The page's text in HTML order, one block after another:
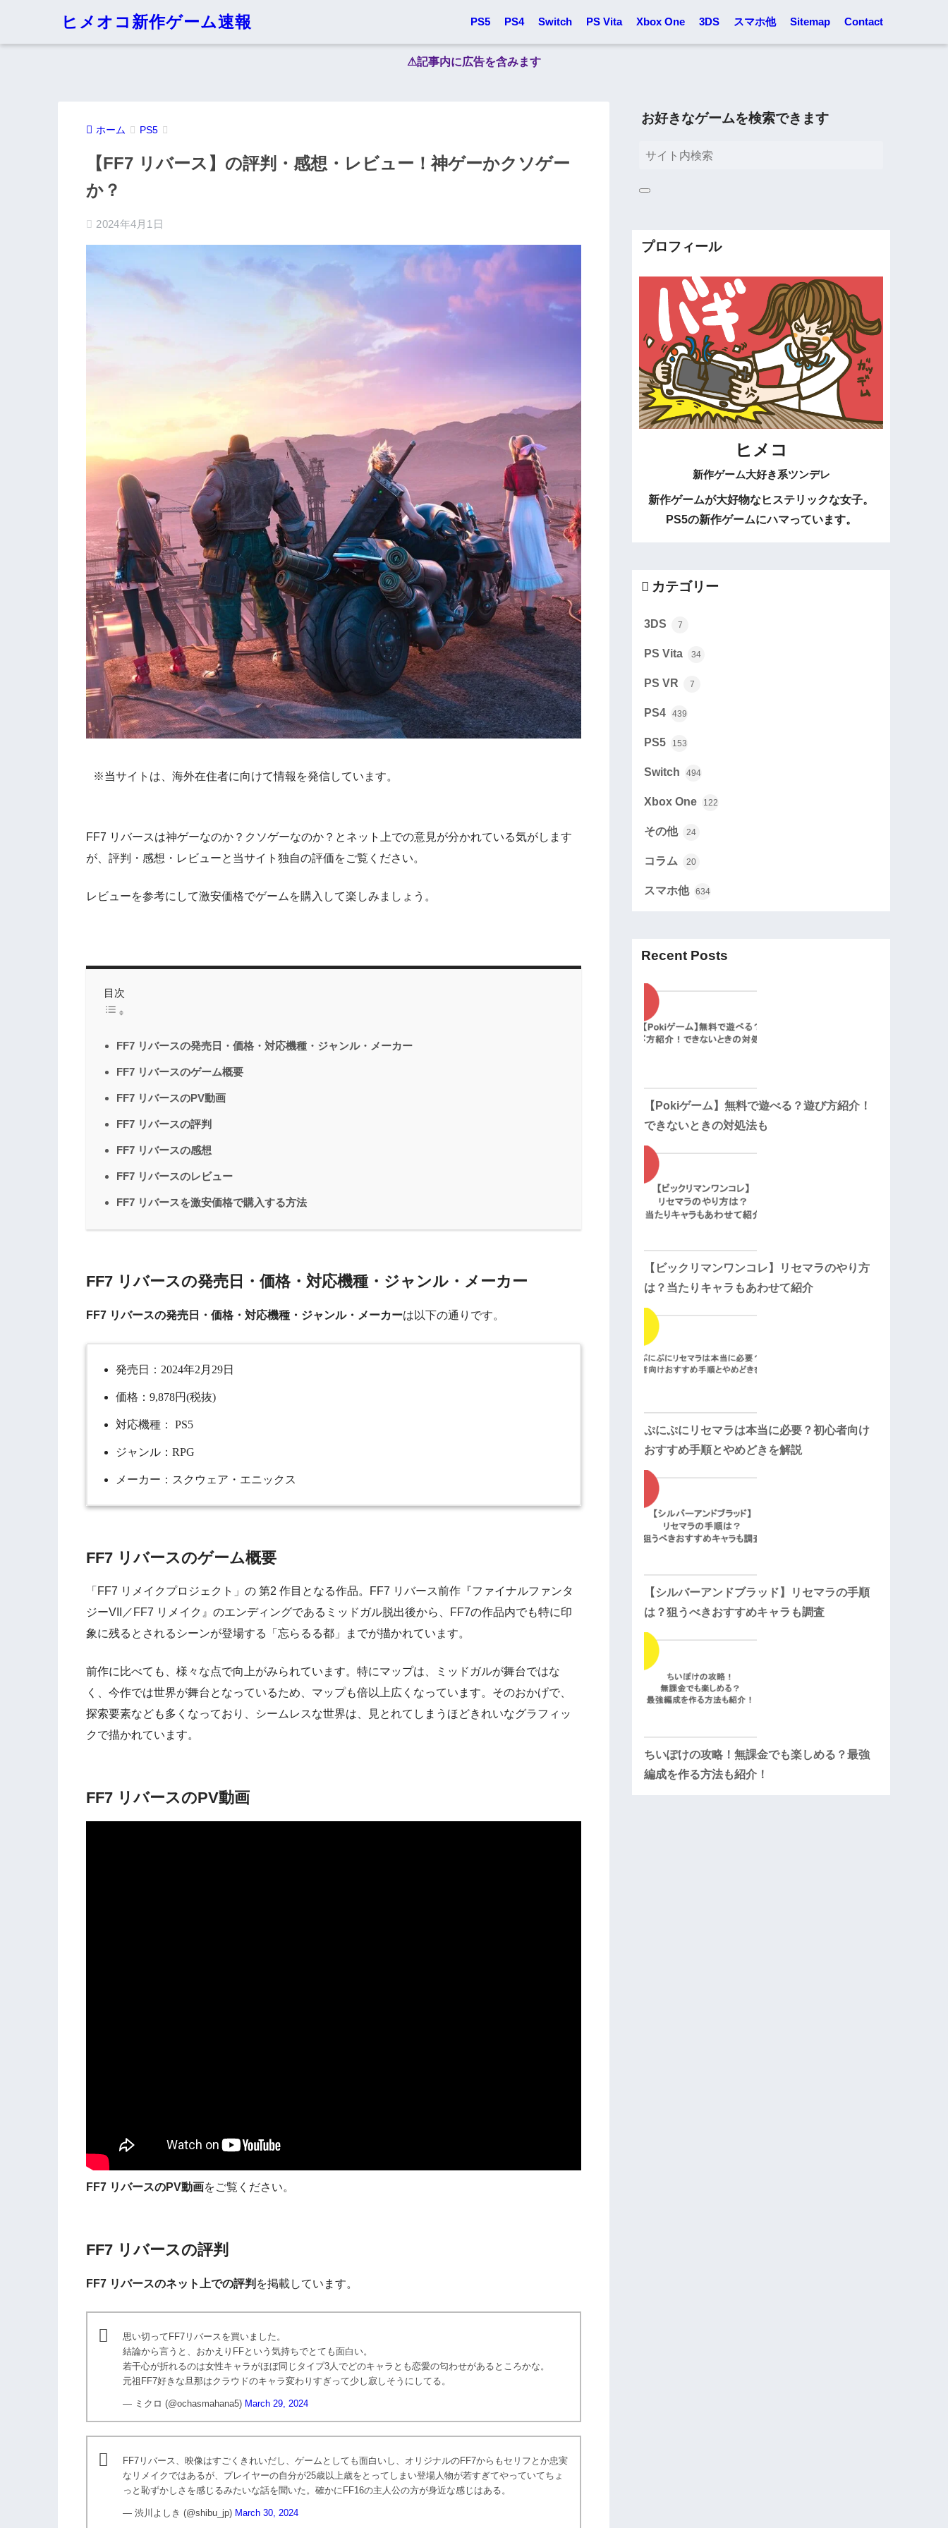
ヒメオコ新作ゲーム速報 PS5 PS4 Switch PS Vita Xbox One 3DS スマホ他 Sitemap Contact
⚠︎記事内に広告を含みます
ホーム PS5
【FF7 リバース】の評判・感想・レビュー！神ゲーかクソゲー
か？
2024年4月1日
※当サイトは、海外在住者に向けて情報を発信しています。
FF7 リバースは神ゲーなのか？クソゲーなのか？とネット上での意見が分かれている気がします
が、評判・感想・レビューと当サイト独自の評価をご覧ください。
レビューを参考にして激安価格でゲームを購入して楽しみましょう。
目次
FF7 リバースの発売日・価格・対応機種・ジャンル・メーカー
FF7 リバースのゲーム概要
FF7 リバースのPV動画
FF7 リバースの評判
FF7 リバースの感想
FF7 リバースのレビュー
FF7 リバースを激安価格で購入する方法
FF7 リバースの発売日・価格・対応機種・ジャンル・メーカー
FF7 リバースの発売日・価格・対応機種・ジャンル・メーカーは以下の通りです。
発売日： 2024年2 月 29日
価格： 9,878円(税抜)
対応機種： PS5
ジャンル： RPG
メーカー： スクウェア・エニックス
FF7 リバースのゲーム概要
「FF7 リメイクプロジェクト」の 第2 作目となる作品。FF7 リバース前作『ファイナルファンタ
ジーVII／FF7 リメイク』のエンディングであるミッドガル脱出後から、FF7の作品内でも特に印
象に残るとされるシーンが登場する「忘らるる都」までが描かれています。
前作に比べても、様々な点で向上がみられています。特にマップは、ミッドガルが舞台ではな
く、今作では世界が舞台となっているため、マップも倍以上広くなっています。そのおかげで、
探索要素なども多くなっており、シームレスな世界は、見とれてしまうほどきれいなグラフィッ
クで描かれています。
FF7 リバースのPV動画
FF7 リバースのPV動画をご覧ください。
FF7 リバースの評判
FF7 リバースのネット上での評判 を掲載しています。
思い切ってFF7リバースを買いました。
結論から言うと、おかえりFFという気持ちでとても面白い。
若干心が折れるのは女性キャラがほぼ同じタイプ3人でどのキャラとも恋愛の匂わせがあるところかな。
元祖FF7好きな旦那はクラウドのキャラ変わりすぎって少し寂しそうにしてる。
— ミクロ (@ochasmahana5) March 29, 2024
FF7リバース、映像はすごくきれいだし、ゲームとしても面白いし、オリジナルのFF7からもセリフとか忠実
なリメイクではあるが、プレイヤーの自分が25歳以上歳をとってしまい登場人物が若すぎてやっていてちょ
っと恥ずかしさを感じるみたいな話を聞いた。確かにFF16の主人公の方が身近な感じはある。
— 渋川よしき (@shibu_jp) March 30, 2024
お好きなゲームを検索できます
プロフィール
ヒメコ
新作ゲーム大好き系ツンデレ
新作ゲームが大好物なヒステリックな女子。
PS5の新作ゲームにハマっています。
カテゴリー
3DS 7
PS Vita 34
PS VR 7
PS4 439
PS5 153
Switch 494
Xbox One 122
その他 24
コラム 20
スマホ他 634
Recent Posts
【Pokiゲーム】無料で遊べる？遊び方紹介！
できないときの対処法も
【ビックリマンワンコレ】リセマラのやり方
は？当たりキャラもあわせて紹介
ぷにぷにリセマラは本当に必要？初心者向け
おすすめ手順とやめどきを解説
【シルバーアンドブラッド】リセマラの手順
は？狙うべきおすすめキャラも調査
ちいぽけの攻略！無課金でも楽しめる？最強
編成を作る方法も紹介！